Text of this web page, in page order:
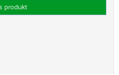
produkt